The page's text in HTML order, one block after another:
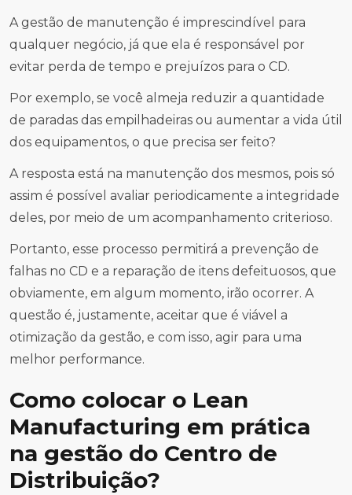
A gestão de manutenção é imprescindível para
qualquer negócio, já que ela é responsável por
evitar perda de tempo e prejuízos para o CD.
Por exemplo, se você almeja reduzir a quantidade
de paradas das empilhadeiras ou aumentar a vida útil
dos equipamentos, o que precisa ser feito?
A resposta está na manutenção dos mesmos, pois só
assim é possível avaliar periodicamente a integridade
deles, por meio de um acompanhamento criterioso.
Portanto, esse processo permitirá a prevenção de
falhas no CD e a reparação de itens defeituosos, que
obviamente, em algum momento, irão ocorrer. A
questão é, justamente, aceitar que é viável a
otimização da gestão, e com isso, agir para uma
melhor performance.
Como colocar o Lean
Manufacturing em prática
na gestão do Centro de
Distribuição?